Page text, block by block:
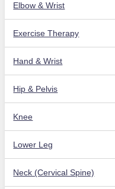
Elbow & Wrist
Exercise Therapy
Hand & Wrist
Hip & Pelvis
Knee
Lower Leg
Neck (Cervical Spine)